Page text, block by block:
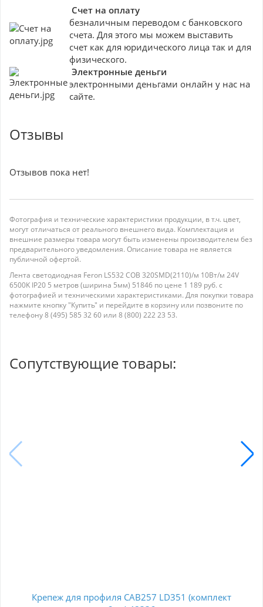
Счет на оплату
безналичным переводом с банковского
счета. Для этого мы можем выставить
счет как для юридического лица так и для
физического.
Электронные деньги
электронными деньгами онлайн у нас на
сайте.
Отзывы
Отзывов пока нет!
Фотография и технические характеристики продукции, в т.ч. цвет,
могут отличаться от реального внешнего вида. Комплектация и
внешние размеры товара могут быть изменены производителем без
предварительного уведомления. Описание товара не является
публичной офертой.
Лента светодиодная Feron LS532 COB 320SMD(2110)/м 10Вт/м 24V
6500K IP20 5 метров (ширина 5мм) 51846 по цене 1 189 руб. с
фотографией и техническими характеристиками. Для покупки товара
нажмите кнопку "Купить" и перейдите в корзину или позвоните по
телефону 8 (495) 585 32 60 или 8 (800) 222 23 53.
Сопутствующие товары:
Крепеж для профиля САВ257 LD351 (комплект